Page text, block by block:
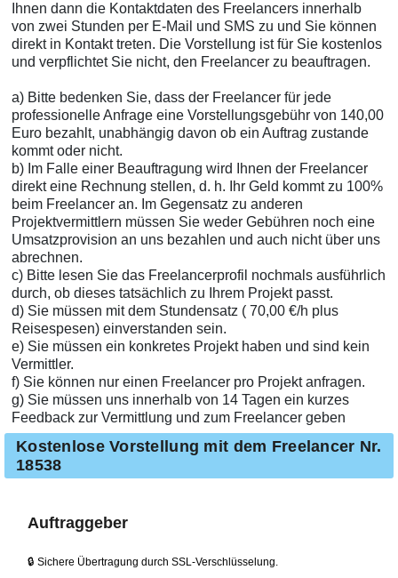
Ihnen dann die Kontaktdaten des Freelancers innerhalb
von zwei Stunden per E-Mail und SMS zu und Sie können
direkt in Kontakt treten. Die Vorstellung ist für Sie kostenlos
und verpflichtet Sie nicht, den Freelancer zu beauftragen.
a) Bitte bedenken Sie, dass der Freelancer für jede
professionelle Anfrage eine Vorstellungsgebühr von 140,00
Euro bezahlt, unabhängig davon ob ein Auftrag zustande
kommt oder nicht.
b) Im Falle einer Beauftragung wird Ihnen der Freelancer
direkt eine Rechnung stellen, d. h. Ihr Geld kommt zu 100%
beim Freelancer an. Im Gegensatz zu anderen
Projektvermittlern müssen Sie weder Gebühren noch eine
Umsatzprovision an uns bezahlen und auch nicht über uns
abrechnen.
c) Bitte lesen Sie das Freelancerprofil nochmals ausführlich
durch, ob dieses tatsächlich zu Ihrem Projekt passt.
d) Sie müssen mit dem Stundensatz ( 70,00 €/h plus
Reisespesen) einverstanden sein.
e) Sie müssen ein konkretes Projekt haben und sind kein
Vermittler.
f) Sie können nur einen Freelancer pro Projekt anfragen.
g) Sie müssen uns innerhalb von 14 Tagen ein kurzes
Feedback zur Vermittlung und zum Freelancer geben
Kostenlose Vorstellung mit dem Freelancer Nr.
18538
Auftraggeber
🔒 Sichere Übertragung durch SSL-Verschlüsselung.